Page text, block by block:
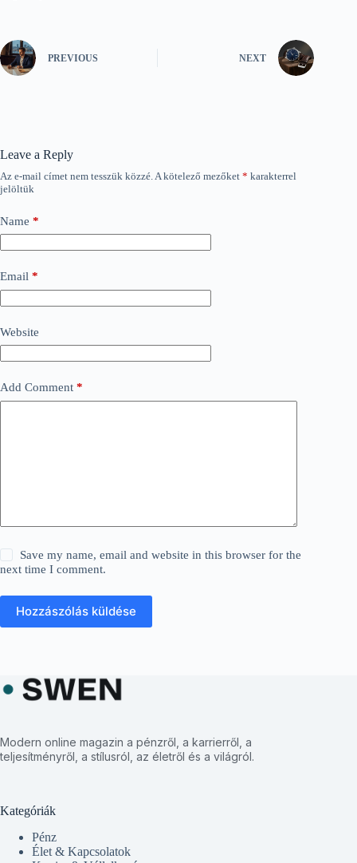
PREVIOUS NEXT
Leave a Reply
Az e-mail címet nem tesszük közzé. A kötelező mezőket * karakterrel
jelöltük
Name *
Email *
Website
Add Comment *
Save my name, email and website in this browser for the
next time I comment.
Hozzászólás küldése
Modern online magazin a pénzről, a karrierről, a
teljesítményről, a stílusról, az életről és a világról.
Kategóriák
Pénz
Élet & Kapcsolatok